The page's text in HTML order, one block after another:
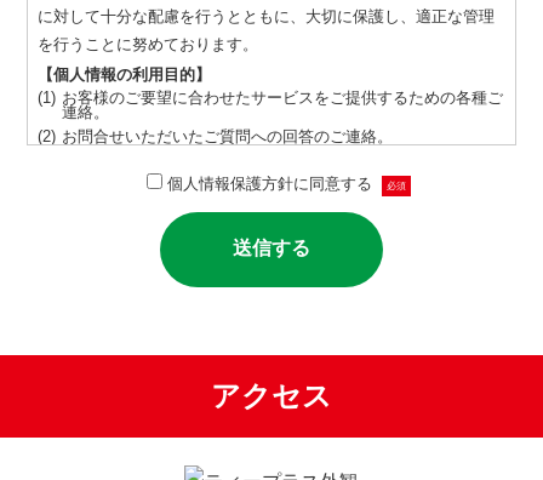
に対して十分な配慮を行うとともに、大切に保護し、適正な管理
を行うことに努めております。
【個人情報の利用目的】
お客様のご要望に合わせたサービスをご提供するための各種ご
連絡。
お問合せいただいたご質問への回答のご連絡。
取得する個人情報にはクッキー情報を含むものとし、ご本人の
同意なしに目的以外では利用しません。
情報が漏洩しないよう対策を講じ、従業員だけでなく委託業者
も監督します。
ご本人の同意を得ずに第三者に情報を提供しません。
ご本人からの求めに応じ情報を開示します。
個人情報の取り扱いに関する苦情に対し、適切・迅速に対処し
個人情報保護方針に同意する 必須
アクセス